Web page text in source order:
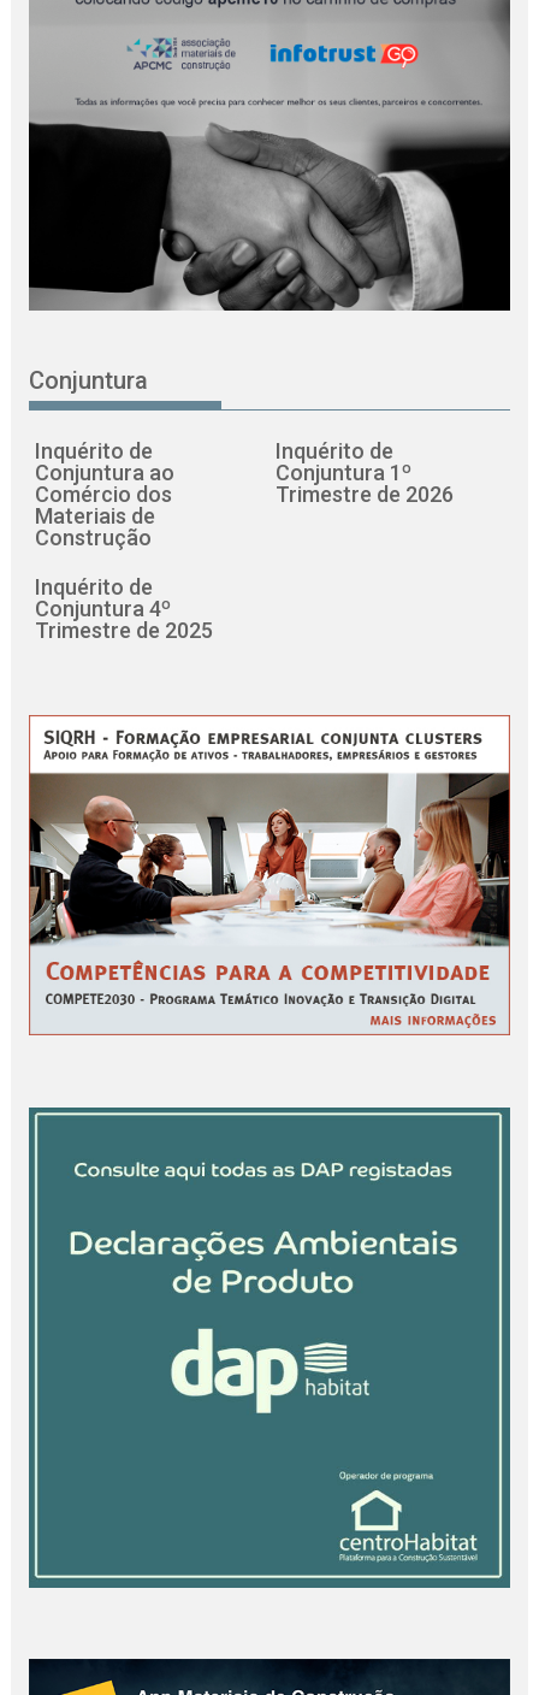
Conjuntura
Inquérito de
Conjuntura ao
Comércio dos
Materiais de
Construção
Inquérito de
Conjuntura 1º
Trimestre de 2026
Inquérito de
Conjuntura 4º
Trimestre de 2025